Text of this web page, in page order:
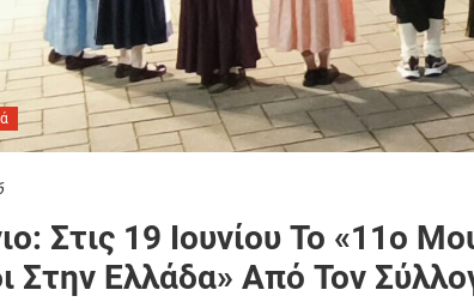
Στις 19 Ιουνίου Το «11ο
Στην Ελλάδα» Από Τον